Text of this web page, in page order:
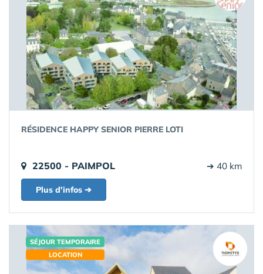
RÉSIDENCE HAPPY SENIOR PIERRE LOTI
22500 - PAIMPOL ➔ 40 km
Plus d'infos ➔
SÉJOUR TEMPORAIRE
LOCATION